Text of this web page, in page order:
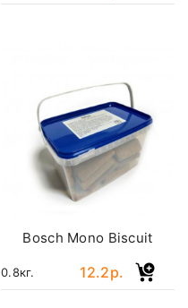
Bosch Mono Biscuit
0.8кг. 12.2р.